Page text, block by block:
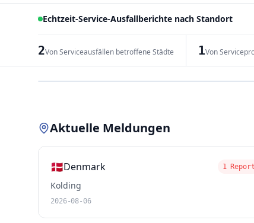
Echtzeit-Service-Ausfallberichte nach Standort
2Von Serviceausfällen betroffene Städte 1Von
Aktuelle Meldungen
🇩🇰Denmark 1 Report
Kolding
2026-08-06